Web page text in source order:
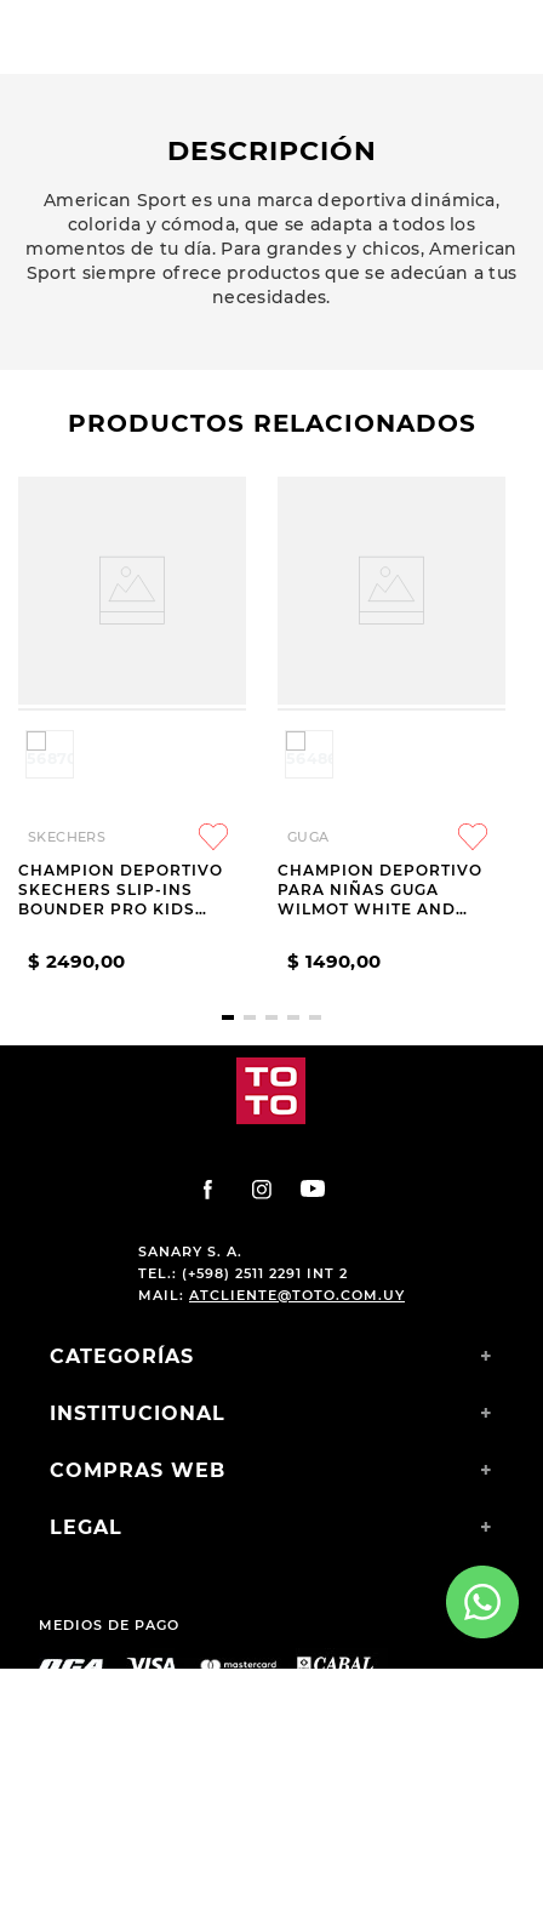
DESCRIPCIÓN
American Sport es una marca deportiva dinámica,
colorida y cómoda, que se adapta a todos los
momentos de tu día. Para grandes y chicos, American
Sport siempre ofrece productos que se adecúan a tus
necesidades.
PRODUCTOS RELACIONADOS
SKECHERS
CHAMPION DEPORTIVO
SKECHERS SLIP-INS
BOUNDER PRO KIDS
$ 2490,00
GUGA
CHAMPION DEPORTIVO
PARA NIÑAS GUGA
WILMOT WHITE AND
$ 1490,00
SANARY S. A.
TEL.: (+598) 2511 2291 INT 2
MAIL: ATCLIENTE@TOTO.COM.UY
CATEGORÍAS +
INSTITUCIONAL +
COMPRAS WEB +
LEGAL +
MEDIOS DE PAGO